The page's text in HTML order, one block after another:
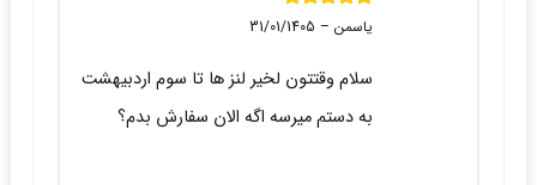
نمره5از 5 یاسمن –
31/01/1405
سلام وقتتون لخیر لنز ها تا سوم اردبیهشت
به دستم میرسه اگه الان سفارش بدم؟